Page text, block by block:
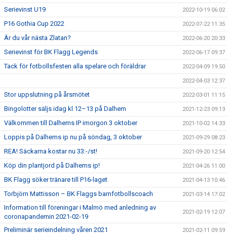
Serievinst U19 2022-10-19 06:02
P16 Gothia Cup 2022 2022-07-22 11:35
Är du vår nästa Zlatan? 2022-06-20 20:33
Serievinst för BK Flagg Legends 2022-06-17 09:37
Tack för fotbollsfesten alla spelare och föräldrar 2022-04-09 19:50
2022-04-03 12:37
Stor uppslutning på årsmötet 2022-03-01 11:15
Bingolotter säljs idag kl 12–13 på Dalhem 2021-12-23 09:13
Välkommen till Dalhems IP imorgon 3 oktober 2021-10-02 14:33
Loppis på Dalhems ip nu på söndag, 3 oktober 2021-09-29 08:23
REA! Säckarna kostar nu 33:-/st! 2021-09-20 12:54
Köp din plantjord på Dalhems ip! 2021-04-26 11:00
BK Flagg söker tränare till P16-laget 2021-04-13 10:46
Torbjörn Mattisson – BK Flaggs barnfotbollscoach 2021-03-14 17:02
Information till föreningar i Malmö med anledning av
coronapandemin 2021-02-19
2021-02-19 12:07
Preliminär serieindelning våren 2021 2021-02-11 09:59